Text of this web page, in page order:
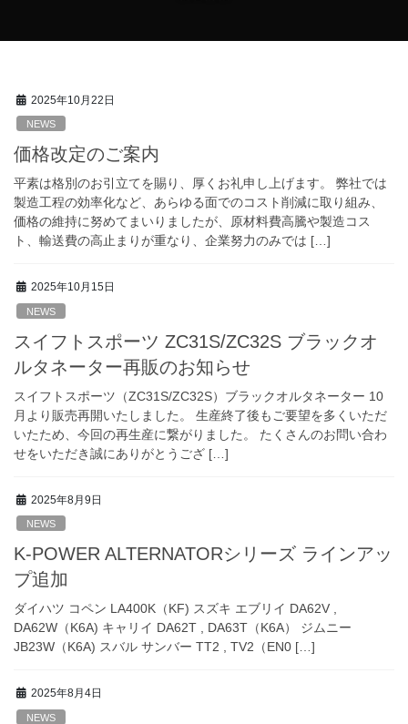
2025年10月22日
NEWS
価格改定のご案内
平素は格別のお引立てを賜り、厚くお礼申し上げます。 弊社では
製造工程の効率化など、あらゆる面でのコスト削減に取り組み、
価格の維持に努めてまいりましたが、原材料費高騰や製造コス
ト、輸送費の高止まりが重なり、企業努力のみでは […]
2025年10月15日
NEWS
スイフトスポーツ ZC31S/ZC32S ブラックオ
ルタネーター再販のお知らせ
スイフトスポーツ（ZC31S/ZC32S）ブラックオルタネーター 10
月より販売再開いたしました。 生産終了後もご要望を多くいただ
いたため、今回の再生産に繋がりました。 たくさんのお問い合わ
せをいただき誠にありがとうござ […]
2025年8月9日
NEWS
K-POWER ALTERNATORシリーズ ラインアッ
プ追加
ダイハツ コペン LA400K（KF) スズキ エブリイ DA62V ,
DA62W（K6A) キャリイ DA62T , DA63T（K6A） ジムニー
JB23W（K6A) スバル サンバー TT2 , TV2（EN0 […]
2025年8月4日
NEWS